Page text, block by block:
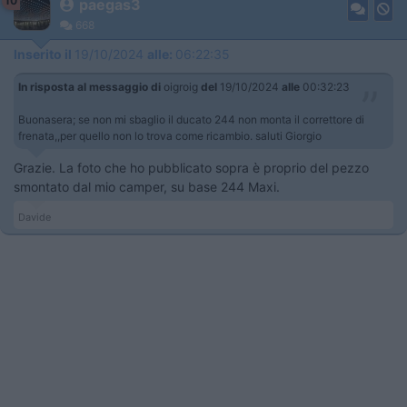
paegas3
668
Inserito il 19/10/2024 alle: 06:22:35
In risposta al messaggio di oigroig del 19/10/2024 alle 00:32:23
Buonasera; se non mi sbaglio il ducato 244 non monta il correttore di
frenata,,per quello non lo trova come ricambio. saluti Giorgio
Grazie. La foto che ho pubblicato sopra è proprio del pezzo
smontato dal mio camper, su base 244 Maxi.
Davide